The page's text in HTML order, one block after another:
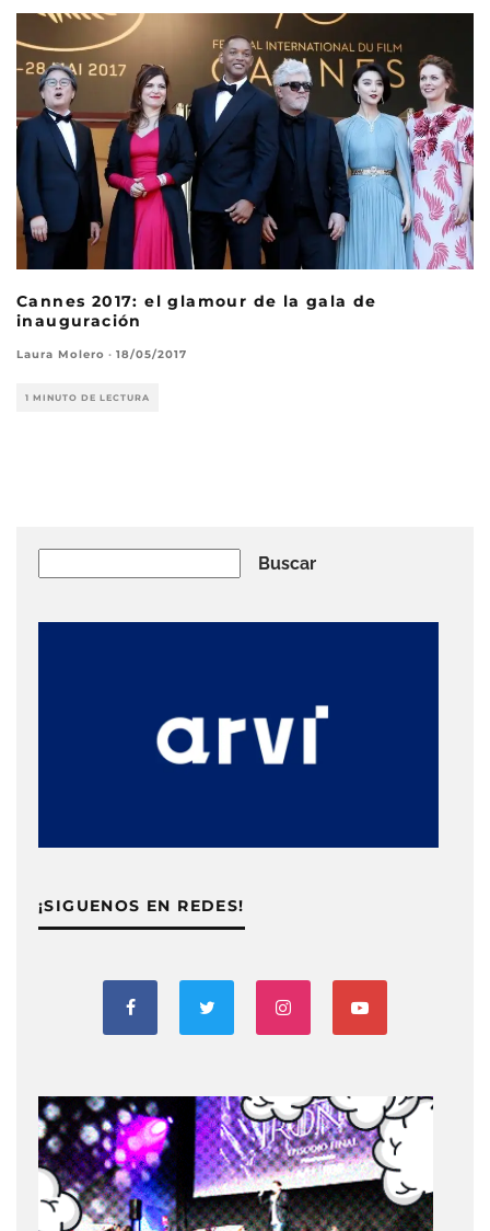
Cannes 2017: el glamour de la gala de
inauguración
Laura Molero · 18/05/2017
1 MINUTO DE LECTURA
Buscar
¡SIGUENOS EN REDES!